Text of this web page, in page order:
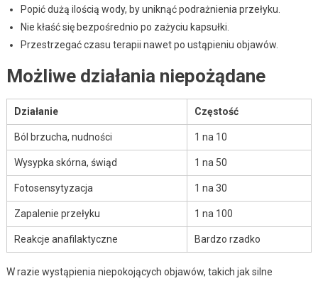
Popić dużą ilością wody, by uniknąć podrażnienia przełyku.
Nie kłaść się bezpośrednio po zażyciu kapsułki.
Przestrzegać czasu terapii nawet po ustąpieniu objawów.
Możliwe działania niepożądane
Działanie Częstość
Ból brzucha, nudności 1 na 10
Wysypka skórna, świąd 1 na 50
Fotosensytyzacja 1 na 30
Zapalenie przełyku 1 na 100
Reakcje anafilaktyczne Bardzo rzadko
W razie wystąpienia niepokojących objawów, takich jak silne